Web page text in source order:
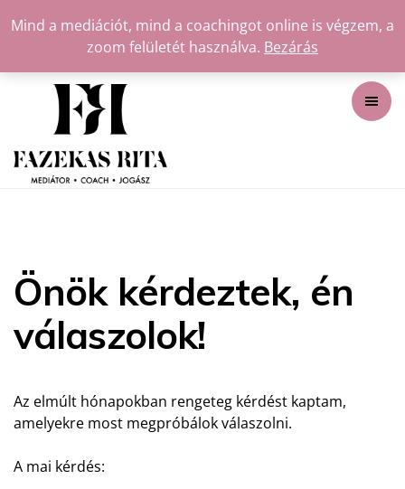
Mind a mediációt, mind a coachingot online is végzem, a
zoom felületét használva. Bezárás
Önök kérdeztek, én
válaszolok!
Az elmúlt hónapokban rengeteg kérdést kaptam,
amelyekre most megpróbálok válaszolni.
A mai kérdés: